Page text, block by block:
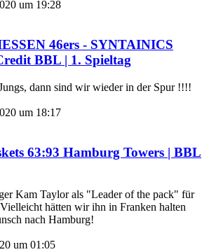
um 19:28
46ers - SYNTAINICS
BBL | 1. Spieltag
dann sind wir wieder in der Spur !!!!
um 18:17
63:93 Hamburg Towers | BBL
Kam Taylor als "Leader of the pack" für
hätten wir ihn in Franken halten
nach Hamburg!
um 01:05